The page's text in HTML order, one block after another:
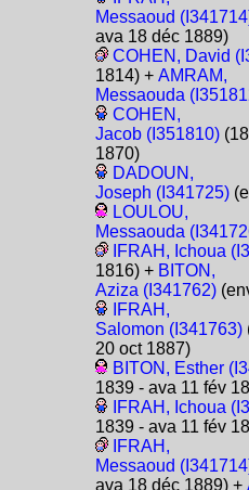
Messaoud
ava 18 déc 1889)
COHEN, David
1814) +AMRAM,
Messaouda
COHEN,
Jacob (I351810)
1870)
DADOUN,
Joseph (I341725)
LOULOU,
Messaouda
IFRAH, Ichoua
1816) + BITON,
Aziza (I341762)
IFRAH,
Salomon (I341763)
20 oct 1887)
BITON, Esther
1839 - ava 11 fév
IFRAH, Ichoua
1839 - ava 11 fév
IFRAH,
Messaoud
ava 18 déc 1889) +